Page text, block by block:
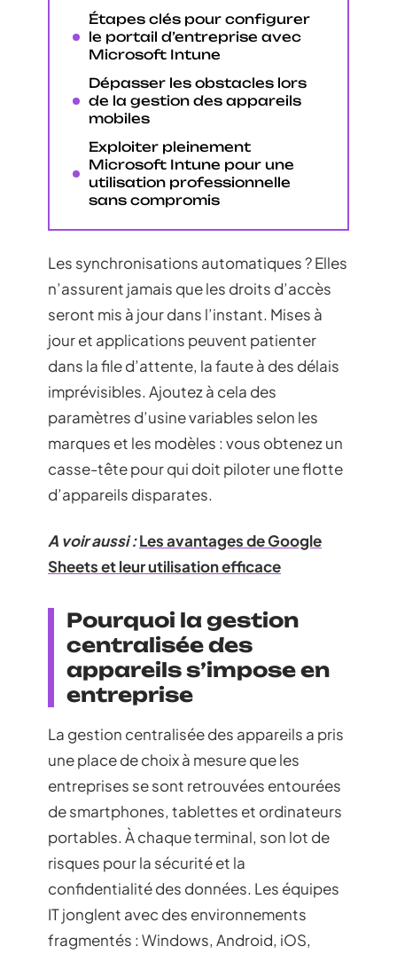
Étapes clés pour configurer
le portail d’entreprise avec
Microsoft Intune
Dépasser les obstacles lors
de la gestion des appareils
mobiles
Exploiter pleinement
Microsoft Intune pour une
utilisation professionnelle
sans compromis
Les synchronisations automatiques ? Elles
n’assurent jamais que les droits d’accès
seront mis à jour dans l’instant. Mises à
jour et applications peuvent patienter
dans la file d’attente, la faute à des délais
imprévisibles. Ajoutez à cela des
paramètres d’usine variables selon les
marques et les modèles : vous obtenez un
casse-tête pour qui doit piloter une flotte
d’appareils disparates.
A voir aussi :Les avantages de Google
Sheets et leur utilisation efficace
Pourquoi la gestion
centralisée des
appareils s’impose en
entreprise
La gestion centralisée des appareils a pris
une place de choix à mesure que les
entreprises se sont retrouvées entourées
de smartphones, tablettes et ordinateurs
portables. À chaque terminal, son lot de
risques pour la sécurité et la
confidentialité des données. Les équipes
IT jonglent avec des environnements
fragmentés : Windows, Android, iOS,